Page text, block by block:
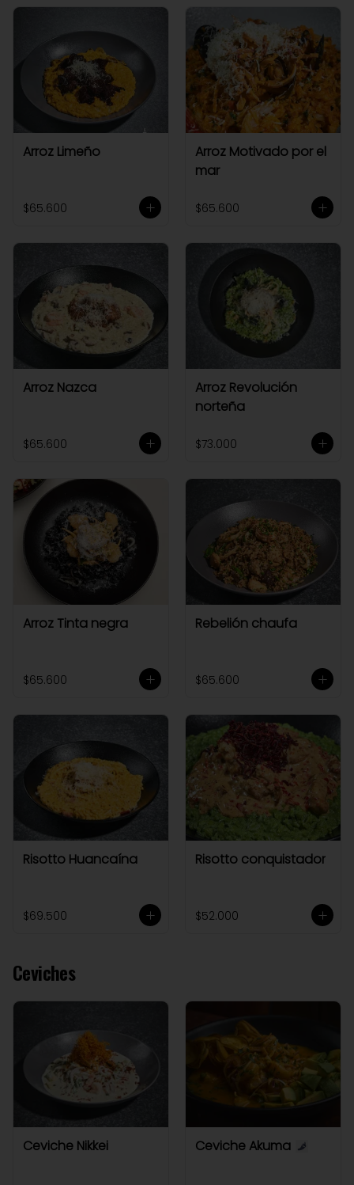
Arroz Limeño
$65.600
Arroz Motivado por el
mar
$65.600
Arroz Nazca
$65.600
Arroz Revolución
norteña
$73.000
Arroz Tinta negra
$65.600
Rebelión chaufa
$65.600
Risotto Huancaína
$69.500
Risotto conquistador
$52.000
Ceviches
Ceviche Nikkei Ceviche Akuma